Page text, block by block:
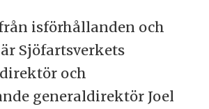
isförhållanden och
Sjöfartsverkets
och
generaldirektör Joel